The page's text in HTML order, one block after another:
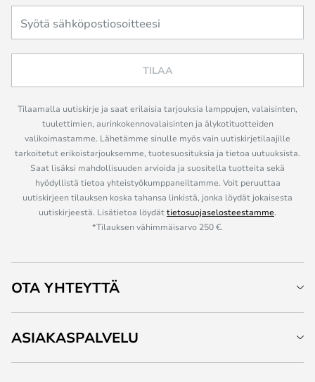
TILAA
Tilaamalla uutiskirje ja saat erilaisia tarjouksia lamppujen, valaisinten,
tuulettimien, aurinkokennovalaisinten ja älykotituotteiden
valikoimastamme. Lähetämme sinulle myös vain uutiskirjetilaajille
tarkoitetut erikoistarjouksemme, tuotesuosituksia ja tietoa uutuuksista.
Saat lisäksi mahdollisuuden arvioida ja suositella tuotteita sekä
hyödyllistä tietoa yhteistyökumppaneiltamme. Voit peruuttaa
uutiskirjeen tilauksen koska tahansa linkistä, jonka löydät jokaisesta
uutiskirjeestä. Lisätietoa löydättietosuojaselosteestamme.
*Tilauksen vähimmäisarvo 250 €.
OTA YHTEYTTÄ
ASIAKASPALVELU